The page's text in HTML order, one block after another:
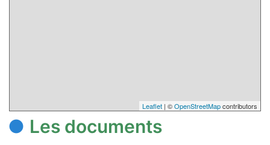
Leaflet | ©OpenStreetMapcontributors
Les documents